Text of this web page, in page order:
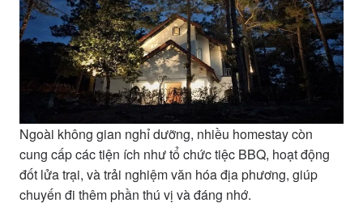
Ngoài không gian nghỉ dưỡng, nhiều homestay còn
cung cấp các tiện ích như tổ chức tiệc BBQ, hoạt động
đốt lửa trại, và trải nghiệm văn hóa địa phương, giúp
chuyến đi thêm phần thú vị và đáng nhớ.